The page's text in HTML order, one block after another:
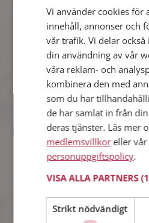
Erik
34 år från
Om du är
din
av alla de
passar ni
Emma
45 år från
Söker man 39 -
Tror du
Det finns
spännande
Vi använder cookies för
innehåll, annonser och
vår trafik. Vi delar
din användning av vår
våra reklam- och
kombinera den med
som du har
de har samlat in från
deras tjänster. Läs mer
medlemsvillkoreller vår
personuppgiftspolicy.
VISA ALLA PARTNERS
Strikt nödvändigt